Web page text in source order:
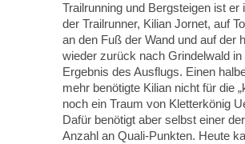
Trailrunning und Bergsteigen ist
der Trailrunner, Kilian Jornet, auf
an den Fuß der Wand und auf der
wieder zurück nach Grindelwald
Ergebnis des Ausflugs. Einen
mehr benötigte Kilian nicht für die
noch ein Traum von Kletterkönig
Dafür benötigt aber selbst einer
Anzahl an Quali-Punkten. Heute